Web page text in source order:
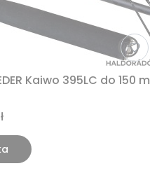
Kaiwo 395LC do 150 m